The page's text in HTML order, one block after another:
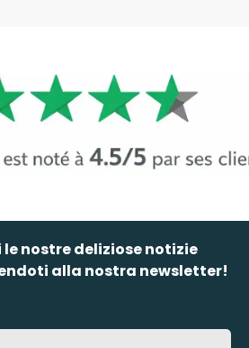
le nostre deliziose notizie
alla nostra newsletter!